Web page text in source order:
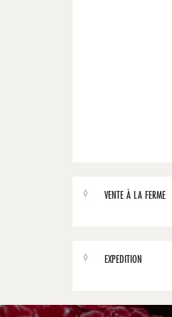
◊ VENTE À LA FERME
◊ EXPEDITION